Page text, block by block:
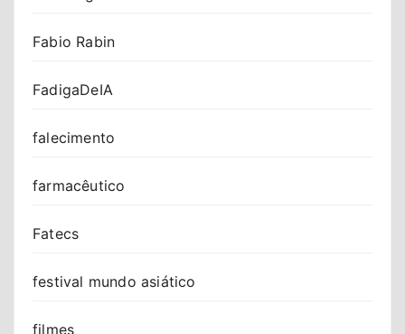
Fabio Rabin
FadigaDeIA
falecimento
farmacêutico
Fatecs
festival mundo asiático
filmes